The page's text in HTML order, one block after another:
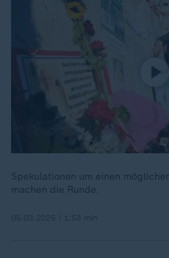
Spekulationen um einen
machen die Runde.